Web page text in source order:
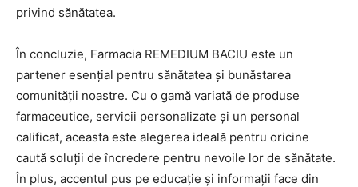
privind sănătatea.
În concluzie, Farmacia REMEDIUM BACIU este un
partener esențial pentru sănătatea și bunăstarea
comunității noastre. Cu o gamă variată de produse
farmaceutice, servicii personalizate și un personal
calificat, aceasta este alegerea ideală pentru oricine
caută soluții de încredere pentru nevoile lor de sănătate.
În plus, accentul pus pe educație și informații face din